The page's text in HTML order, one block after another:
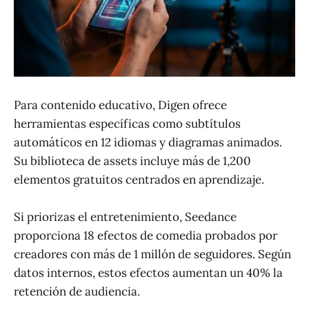
Para contenido educativo, Digen ofrece
herramientas específicas como subtítulos
automáticos en 12 idiomas y diagramas animados.
Su biblioteca de assets incluye más de 1,200
elementos gratuitos centrados en aprendizaje.
Si priorizas el entretenimiento, Seedance
proporciona 18 efectos de comedia probados por
creadores con más de 1 millón de seguidores. Según
datos internos, estos efectos aumentan un 40% la
retención de audiencia.